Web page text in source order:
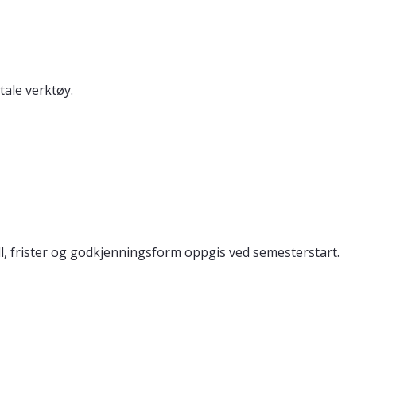
verktøy.
frister og godkjenningsform oppgis ved semesterstart.